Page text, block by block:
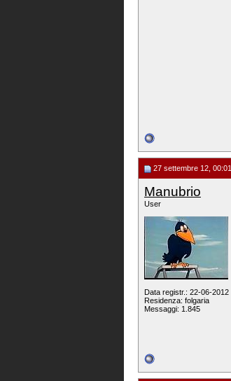
27 settembre 12, 00:01
Manubrio
User
Data registr.: 22-06-2012
Residenza: folgaria
Messaggi: 1.845